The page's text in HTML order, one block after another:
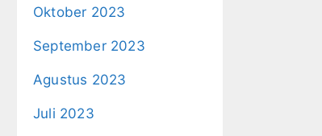
Oktober 2023
September 2023
Agustus 2023
Juli 2023